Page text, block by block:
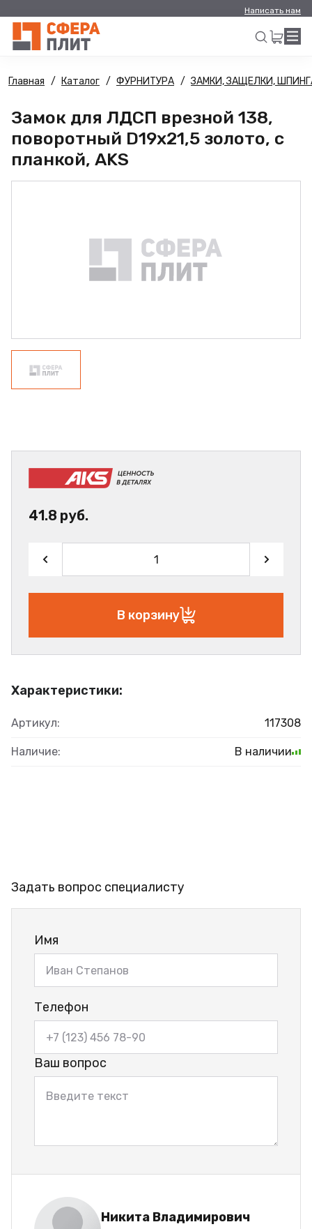
Написать нам
Искать
Главная Каталог ФУРНИТУРА ЗАМКИ, ЗАЩЕЛКИ,
Замок для ЛДСП врезной 138,
поворотный D19х21,5 золото, с
планкой, AKS
Характеристики:
Артикул: 117308
Наличие: В наличии
41.8 руб.
В корзину
Задать вопрос специалисту
Имя
Телефон
Ваш вопрос
Никита Владимирович